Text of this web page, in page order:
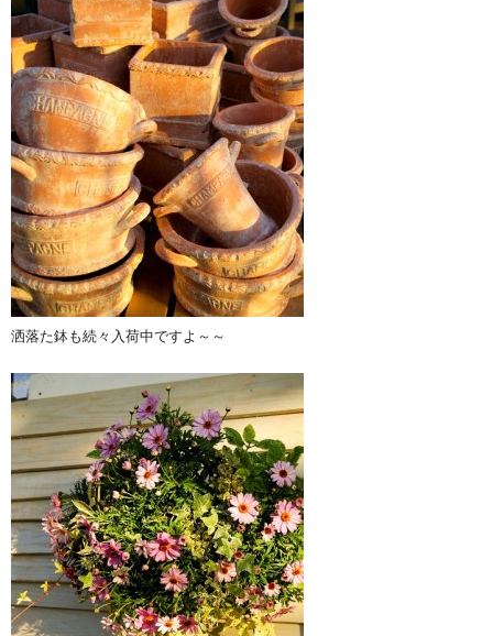
洒落た鉢も続々入荷中ですよ～～